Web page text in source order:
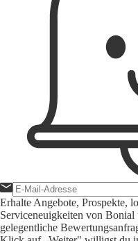
Erhalte Angebote, Prospekte,
Serviceneuigkeiten von Bonial
gelegentliche